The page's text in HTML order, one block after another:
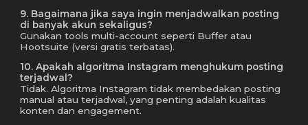
9. Bagaimana jika saya ingin menjadwalkan posting
di banyak akun sekaligus?
Gunakan tools multi-account seperti Buffer atau
Hootsuite (versi gratis terbatas).
10. Apakah algoritma Instagram menghukum posting
terjadwal?
Tidak. Algoritma Instagram tidak membedakan posting
manual atau terjadwal, yang penting adalah kualitas
konten dan engagement.